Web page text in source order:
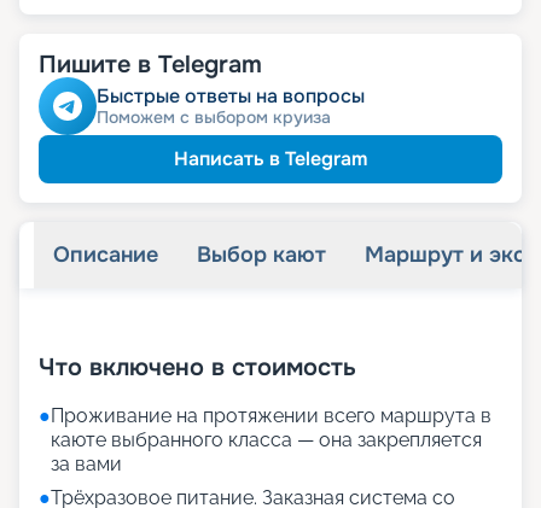
Пишите в Telegram
Быстрые ответы на вопросы
Поможем с выбором круиза
Написать в Telegram
Описание Выбор кают Маршрут и
Что включено в стоимость
●Проживание на протяжении всего маршрута в
каюте выбранного класса — она закрепляется
за вами
●Трёхразовое питание. Заказная система со